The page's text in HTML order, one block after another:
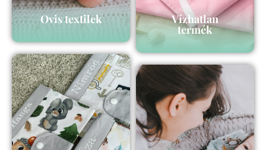
Ovis textilek Vízhatlan
termék